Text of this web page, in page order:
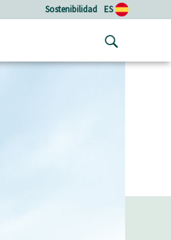
Sostenibilidad ES